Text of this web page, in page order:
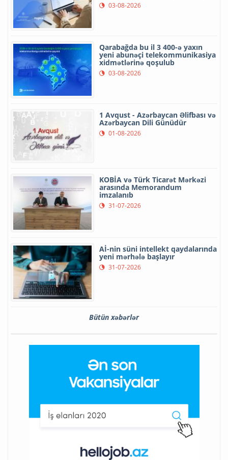
03-08-2026
Qarabağda bu il 3 400-ə yaxın
yeni abunəçi telekommunikasiya
xidmətlərinə qoşulub
03-08-2026
1 Avqust - Azərbaycan Əlifbası və
Azərbaycan Dili Günüdür
01-08-2026
KOBİA və Türk Ticarət Mərkəzi
arasında Memorandum
imzalanıb
31-07-2026
Aİ-nin süni intellekt qaydalarında
yeni mərhələ başlayır
31-07-2026
Bütün xəbərlər